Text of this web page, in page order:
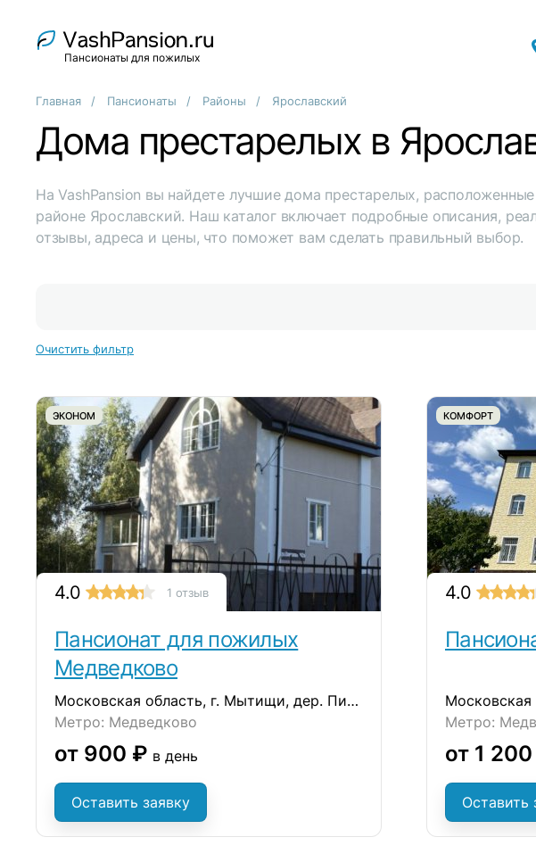
Пансионаты для пожилых
Главная Пансионаты Районы Ярославский
Дома престарелых в
На VashPansion вы найдете лучшие дома престарелых,
районе Ярославский. Наш каталог включает подробные описания,
отзывы, адреса и цены, что поможет вам сделать правильный выбор.
Очистить фильтр
ЭКОНОМ
4.0 1 отзыв
Пансионат для пожилых
Медведково
Московская область, г. Мытищи, дер. Пирогово
Метро: Медведково
от 900 ₽ в день
Оставить заявку
КОМФОРТ
4.0
Метро:
от 1
Оставить